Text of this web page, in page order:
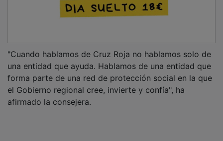
asignación tributaria del IRPF y del Impuesto de
Sociedades, la conocida como 'X' Solidaria, dotada
PUBLICIDAD